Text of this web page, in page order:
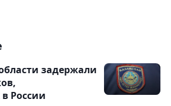
задержали
России